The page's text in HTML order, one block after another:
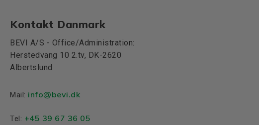
Kontakt Danmark
BEVI A/S - Office/Administration:
Herstedvang 10 2.tv, DK-2620
Albertslund
Mail: info@bevi.dk
Tel: +45 39 67 36 05